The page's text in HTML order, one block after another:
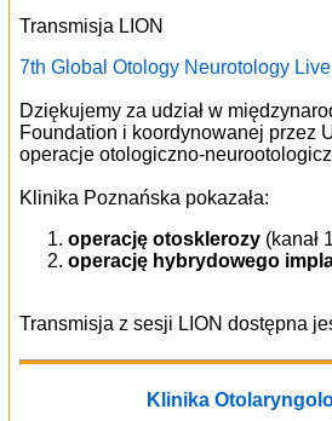
Transmisja LION
7th Global Otology Neurotology
Dziękujemy za udział w
Foundation i koordynowanej przez
operacje otologiczno-
Klinika Poznańska pokazała:
operację otosklerozy (kanał
operację hybrydowego
Transmisja z sesji LION dostępna
Klinika